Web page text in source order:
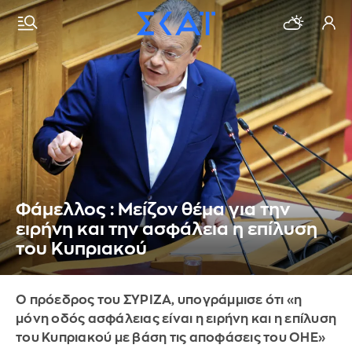
Φάμελλος : Μείζον θέμα για την
ειρήνη και την ασφάλεια η επίλυση
του Κυπριακού
Ο πρόεδρος του ΣΥΡΙΖΑ, υπογράμμισε ότι «η
μόνη οδός ασφάλειας είναι η ειρήνη και η επίλυση
του Κυπριακού με βάση τις αποφάσεις του ΟΗΕ»